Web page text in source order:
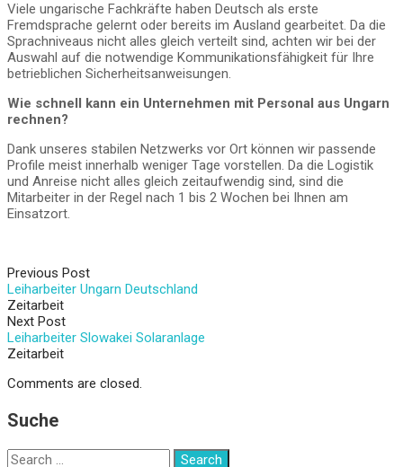
Viele ungarische Fachkräfte haben Deutsch als erste
Fremdsprache gelernt oder bereits im Ausland gearbeitet. Da die
Sprachniveaus nicht alles gleich verteilt sind, achten wir bei der
Auswahl auf die notwendige Kommunikationsfähigkeit für Ihre
betrieblichen Sicherheitsanweisungen.
Wie schnell kann ein Unternehmen mit Personal aus Ungarn
rechnen?
Dank unseres stabilen Netzwerks vor Ort können wir passende
Profile meist innerhalb weniger Tage vorstellen. Da die Logistik
und Anreise nicht alles gleich zeitaufwendig sind, sind die
Mitarbeiter in der Regel nach 1 bis 2 Wochen bei Ihnen am
Einsatzort.
Previous Post
Leiharbeiter Ungarn Deutschland
Zeitarbeit
Next Post
Leiharbeiter Slowakei Solaranlage
Zeitarbeit
Comments are closed.
Suche